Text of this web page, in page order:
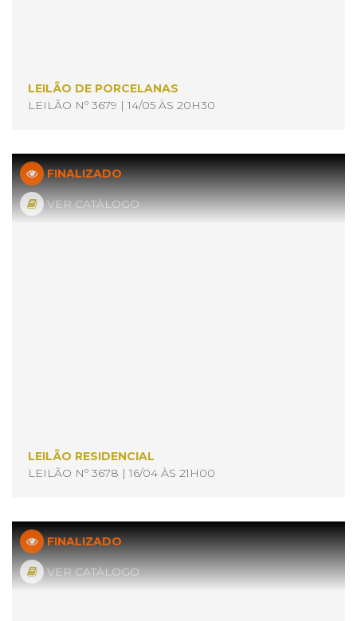
LEILÃO DE PORCELANAS
LEILÃO Nº 3679 | 14/05 ÀS 20H30
LEILÃO RESIDENCIAL
LEILÃO Nº 3678 | 16/04 ÀS 21H00
FINALIZADO
VER CATÁLOGO
FINALIZADO
VER CATÁLOGO